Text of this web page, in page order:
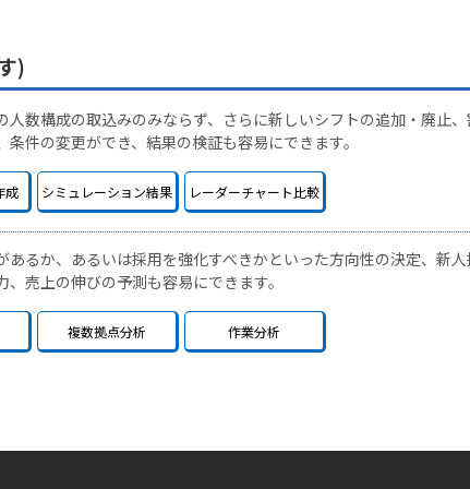
)
人数構成の取込みのみならず、さらに新しいシフトの追加・廃止、
条件の変更ができ、結果の検証も容易にできます。
成 シミュレーション結果 レーダーチャート比較
あるか、あるいは採用を強化すべきかといった方向性の決定、新
、売上の伸びの予測も容易にできます。
複数拠点分析 作業分析